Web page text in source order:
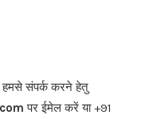
हमसे संपर्क करने हेतु
पर ईमेल करें या +91